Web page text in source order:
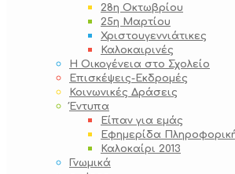
28η Οκτωβρίου
25η Μαρτίου
Χριστουγεννιάτικες
Καλοκαιρινές
Η Οικογένεια στο Σχολείο
Επισκέψεις-Εκδρομές
Κοινωνικές Δράσεις
Έντυπα
Είπαν για εμάς
Εφημερίδα
Καλοκαίρι 2013
Γνωμικά